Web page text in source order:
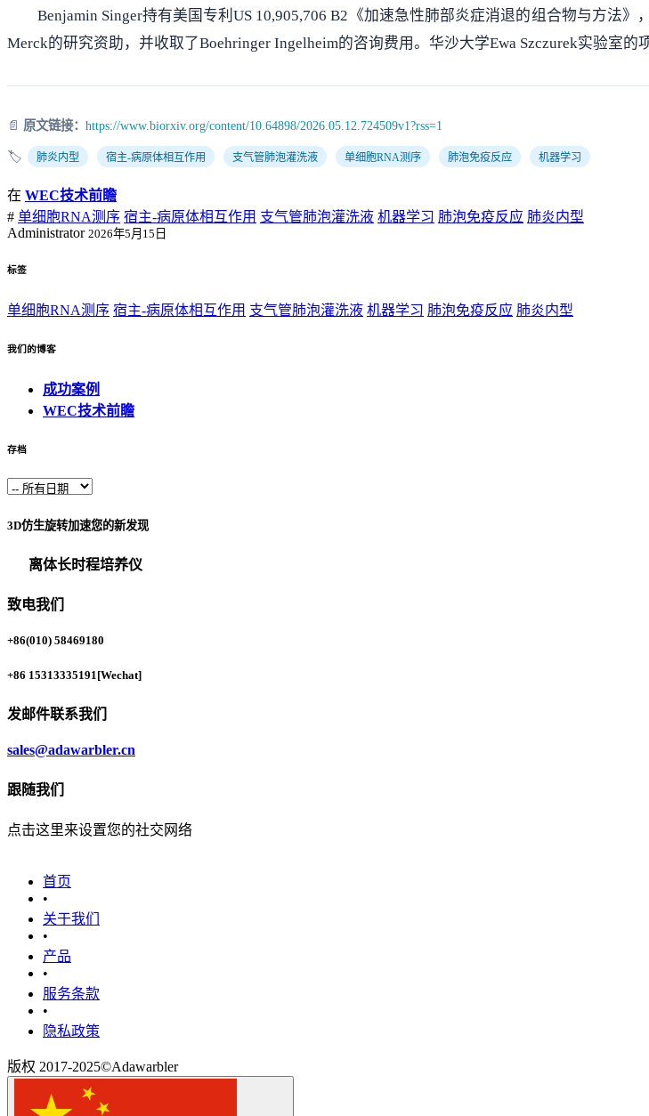
Benjamin Singer持有美国专利US 10,905,706 B2《加速急性肺部炎症消退的组合物与方法
Merck的研究资助，并收取了Boehringer Ingelheim的咨询费用。华沙大学Ewa Szczurek实验室
📄 原文链接： https://www.biorxiv.org/content/10.64898/2026.05.12.724509v1?rss=1
🏷️ 肺炎内型 宿主-病原体相互作用 支气管肺泡灌洗液 单细胞RNA测序 肺泡免疫反应 机器学习
在 WEC技术前瞻
# 单细胞RNA测序 宿主-病原体相互作用 支气管肺泡灌洗液 机器学习 肺泡免疫反应 肺炎内型
Administrator 2026年5月15日
标签
单细胞RNA测序 宿主-病原体相互作用 支气管肺泡灌洗液 机器学习 肺泡免疫反应 肺炎内型
我们的博客
成功案例
WEC技术前瞻
存档
3D仿生旋转加速您的新发现
离体长时程培养仪
致电我们
+86(010) 58469180
+86 15313335191 [Wechat]
发邮件联系我们
sales@adawarbler.cn
跟随我们
点击这里来设置您的社交网络
首页
•
关于我们
•
产品
•
‎服务条款‎
•
隐私政策
版权 2017-2025©Adawarbler